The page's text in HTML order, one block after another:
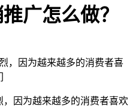
广怎么做？
，因为越来越多的消费者喜
因为越来越多的消费者喜欢